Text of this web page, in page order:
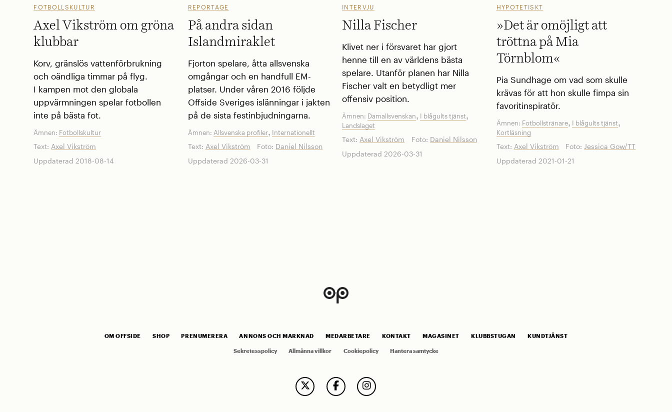
FOTBOLLSKULTUR
Axel Vikström om gröna
klubbar
Korv, gränslös vattenförbrukning
och oändliga timmar på flyg.
I kampen mot den globala
uppvärmningen spelar fotbollen
inte på bästa fot.
Ämnen: Fotbollskultur
Text: Axel Vikström
Uppdaterad 2018-08-14
REPORTAGE
På andra sidan
Islandmiraklet
Fjorton spelare, åtta allsvenska
omgångar och en handfull EM-
platser. Under våren 2016 följde
Offside Sveriges islänningar i jakten
på de sista festinbjudningarna.
Ämnen: Allsvenska profiler, Internationellt
Text: Axel Vikström Foto: Daniel Nilsson
Uppdaterad 2026-03-31
INTERVJU
Nilla Fischer
Klivet ner i försvaret har gjort
henne till en av ­världens bästa
spelare. Utanför planen har Nilla
Fischer valt en betydligt mer
offensiv position.
Ämnen: Damallsvenskan, I blågults tjänst,
Landslaget
Text: Axel Vikström Foto: Daniel Nilsson
Uppdaterad 2026-03-31
HYPOTETISKT
»Det är omöjligt att
tröttna på Mia
Törnblom«
Pia Sundhage om vad som skulle
krävas för att hon skulle fimpa sin
favoritinspiratör.
Ämnen: Fotbollstränare, I blågults tjänst,
Kortläsning
Text: Axel Vikström Foto: Jessica Gow/TT
Uppdaterad 2021-01-21
OM OFFSIDE SHOP PRENUMERERA ANNONS OCH MARKNAD MEDARBETARE KONTAKT MAGASINET KLUBBSTUGAN KUNDTJÄNST
Sekretesspolicy Allmänna villkor Cookiepolicy Hantera samtycke